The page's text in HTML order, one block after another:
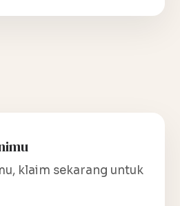
klaim sekarang untuk